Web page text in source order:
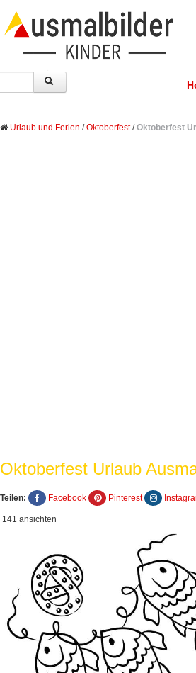
Urlaub und Ferien /Oktoberfest/Oktoberfest
Oktoberfest Urlaub
Teilen: Facebook Pinterest
141 ansichten